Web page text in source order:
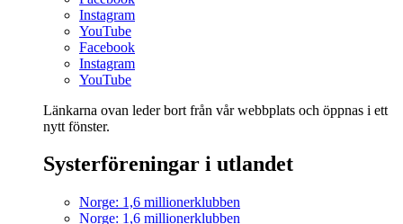
Instagram
YouTube
Facebook
Instagram
YouTube
Länkarna ovan leder bort från vår webbplats och öppnas i ett
nytt fönster.
Systerföreningar i utlandet
Norge: 1,6 millionerklubben
Norge: 1,6 millionerklubben